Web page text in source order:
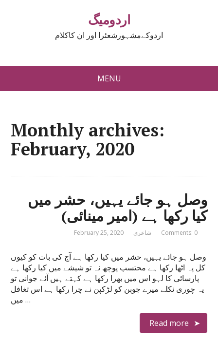
اردومیگ
اردوکےمشہورشعئرا اور ان کاکلام
MENU
Monthly archives:
February, 2020
وصل ہو جائے یہیں، حشر میں
کیا رکھا ہے (امیر مینائی)
February 25, 2020 شاعری Comments: 0
وصل ہو جائے یہیں، حشر میں کیا رکھا ہے آج کی بات کو کیوں
کل پہ اٹھا رکھا ہے محتسب پوچھ نہ تو شیشے میں کیا رکھا ہے
پارسائی کا لہو اس میں بھرا رکھا ہے کہتے ہیں آئے جوانی تو
یہ چوری نکلے میرے جوبن کو لڑکپن نے چرا رکھا ہے اس تغافل
میں …
Read more